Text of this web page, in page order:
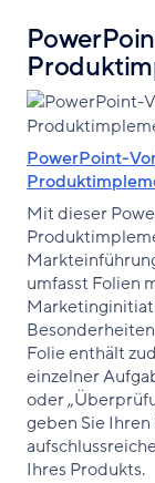
PowerPoint-
Mit dieser
umfasst Folien
Folie enthält
einzelner
oder
geben Sie
Ihres Produkts.